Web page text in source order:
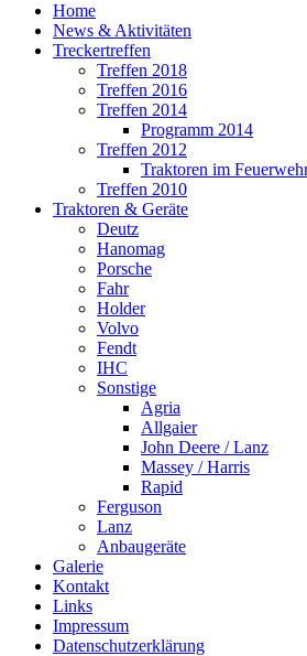
Home
News & Aktivitäten
Treckertreffen
Treffen 2018
Treffen 2016
Treffen 2014
Programm 2014
Treffen 2012
Traktoren im
Treffen 2010
Traktoren & Geräte
Deutz
Hanomag
Porsche
Fahr
Holder
Volvo
Fendt
IHC
Sonstige
Agria
Allgaier
John Deere / Lanz
Massey / Harris
Rapid
Ferguson
Lanz
Anbaugeräte
Galerie
Kontakt
Links
Impressum
Datenschutzerklärung